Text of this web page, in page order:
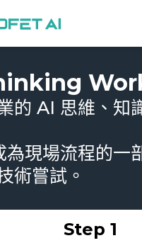
的 AI 思維、知
為現場流程的一
術嘗試。
Step 1